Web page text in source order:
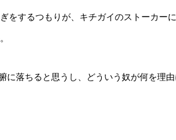
をするつもりが、キチガイのストーカー
落ちると思うし、どういう奴が何を理